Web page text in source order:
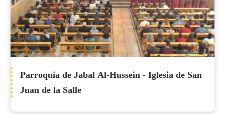
Parroquia de Jabal Al-Hussein - Iglesia de San
Juan de la Salle